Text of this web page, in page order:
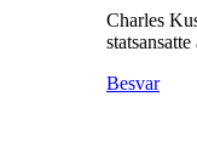
Charles
Besvar